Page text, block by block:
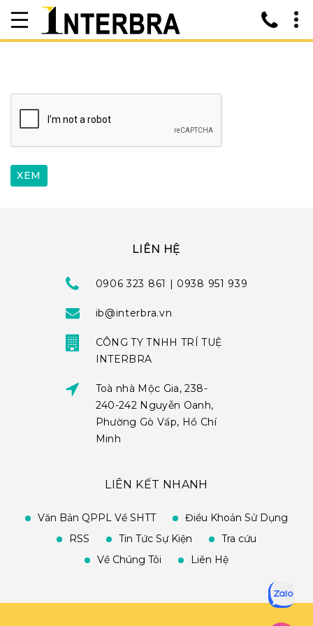
LIÊN HỆ
0906 323 861 | 0938 951 939
ib@interbra.vn
CÔNG TY TNHH TRÍ TUỆ
INTERBRA
Toà nhà Mộc Gia, 238-
240-242 Nguyễn Oanh,
Phường Gò Vấp, Hồ Chí
Minh
LIÊN KẾT NHANH
Văn Bản QPPL Về SHTT
Điều Khoản Sử Dụng
RSS
Tin Tức Sự Kiện
Tra cứu
Về Chúng Tôi
Liên Hệ